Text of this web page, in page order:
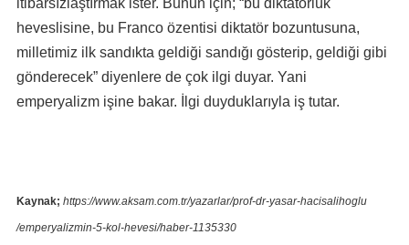
heveslisine, bu Franco özentisi diktatör bozuntusuna,
milletimiz ilk sandıkta geldiği sandığı gösterip, geldiği gibi
gönderecek” diyenlere de çok ilgi duyar. Yani
emperyalizm işine bakar. İlgi duyduklarıyla iş tutar.
Kaynak; https://www.aksam.com.tr/yazarlar/prof-dr-yasar-hacisalihoglu
/emperyalizmin-5-kol-hevesi/haber-1135330